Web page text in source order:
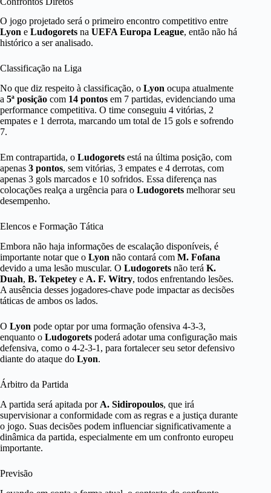
O jogo projetado será o primeiro encontro competitivo entre
Lyon e Ludogorets na UEFA Europa League, então não há
histórico a ser analisado.
Classificação na Liga
No que diz respeito à classificação, o Lyon ocupa atualmente
a 5ª posição com 14 pontos em 7 partidas, evidenciando uma
performance competitiva. O time conseguiu 4 vitórias, 2
empates e 1 derrota, marcando um total de 15 gols e sofrendo
7.
Em contrapartida, o Ludogorets está na última posição, com
apenas 3 pontos, sem vitórias, 3 empates e 4 derrotas, com
apenas 3 gols marcados e 10 sofridos. Essa diferença nas
colocações realça a urgência para o Ludogorets melhorar seu
desempenho.
Elencos e Formação Tática
Embora não haja informações de escalação disponíveis, é
importante notar que o Lyon não contará com M. Fofana
devido a uma lesão muscular. O Ludogorets não terá K.
Duah, B. Tekpetey e A. F. Witry, todos enfrentando lesões.
A ausência desses jogadores-chave pode impactar as decisões
táticas de ambos os lados.
O Lyon pode optar por uma formação ofensiva 4-3-3,
enquanto o Ludogorets poderá adotar uma configuração mais
defensiva, como o 4-2-3-1, para fortalecer seu setor defensivo
diante do ataque do Lyon.
Árbitro da Partida
A partida será apitada por A. Sidiropoulos, que irá
supervisionar a conformidade com as regras e a justiça durante
o jogo. Suas decisões podem influenciar significativamente a
dinâmica da partida, especialmente em um confronto europeu
importante.
Previsão